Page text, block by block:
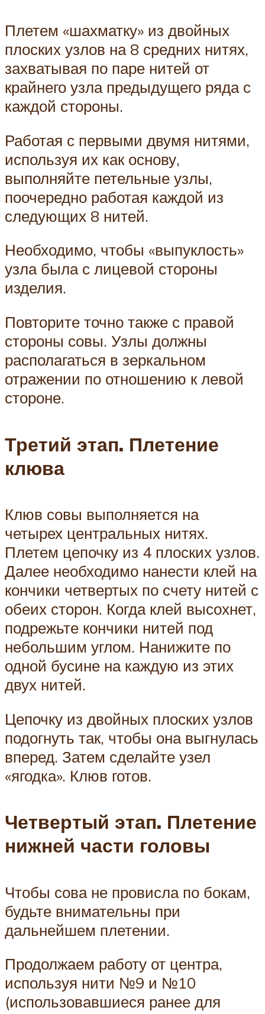
Плетем «шахматку» из двойных
плоских узлов на 8 средних нитях,
захватывая по паре нитей от
крайнего узла предыдущего ряда с
каждой стороны.
Работая с первыми двумя нитями,
используя их как основу,
выполняйте петельные узлы,
поочередно работая каждой из
следующих 8 нитей.
Необходимо, чтобы «выпуклость»
узла была с лицевой стороны
изделия.
Повторите точно также с правой
стороны совы. Узлы должны
располагаться в зеркальном
отражении по отношению к левой
стороне.
Третий этап. Плетение
клюва
Клюв совы выполняется на
четырех центральных нитях.
Плетем цепочку из 4 плоских узлов.
Далее необходимо нанести клей на
кончики четвертых по счету нитей с
обеих сторон. Когда клей высохнет,
подрежьте кончики нитей под
небольшим углом. Нанижите по
одной бусине на каждую из этих
двух нитей.
Цепочку из двойных плоских узлов
подогнуть так, чтобы она выгнулась
вперед. Затем сделайте узел
«ягодка». Клюв готов.
Четвертый этап. Плетение
нижней части головы
Чтобы сова не провисла по бокам,
будьте внимательны при
дальнейшем плетении.
Продолжаем работу от центра,
используя нити №9 и №10
(использовавшиеся ранее для